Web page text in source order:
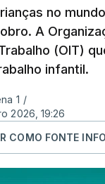
no
A
(OIT)
infantil.
1 /
2026, 19:26
COMO FONTE